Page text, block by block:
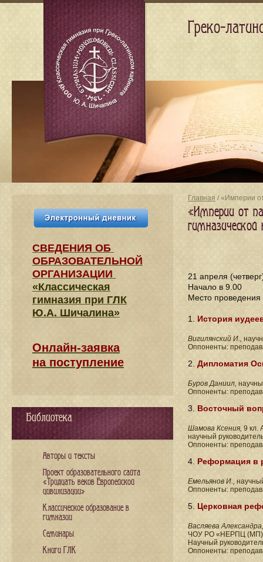
Главная / «Империи
«Империи от
гимназической
21 апреля
Начало в 9.00
Место
1. История
Вигилянский И.,
Оппоненты:
2. Дипломатия
Буров Даниил,
Оппоненты:
3. Восточный
Шамова Ксения, 9 кл.
научный
Оппоненты:
4. Реформация в
Емельянов И.,
Оппоненты:
5. Церковная
Васляева
ЧОУ РО «НЕРПЦ (МП)»
Научный
Оппоненты:
СВЕДЕНИЯ​ ОБ
ОБРАЗОВАТЕЛЬНОЙ
ОРГАНИЗАЦИИ
«Классическая
гимназия при ГЛК
Ю.А. Шичалина»
Онлайн-заявка
на поступление
Библиотека
Авторы и тексты
Проект образовательного сайта
«Тридцать веков Европейской
цивилизации»
Классическое образование в
гимназии
Семинары
Книги ГЛК
Греко-